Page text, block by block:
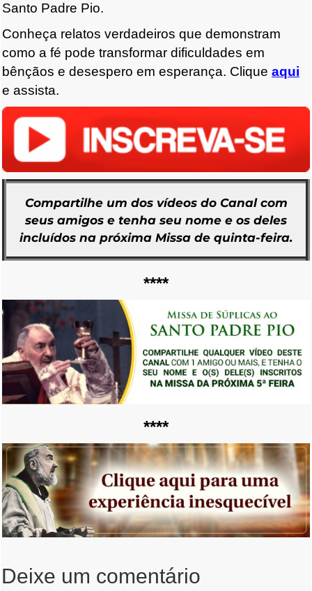
Santo Padre Pio.
Conheça relatos verdadeiros que demonstram
como a fé pode transformar dificuldades em
bênçãos e desespero em esperança. Clique aqui
e assista.
Compartilhe um dos vídeos do Canal com
seus amigos e tenha seu nome e os deles
incluídos na próxima Missa de quinta-feira.
****
****
Deixe um comentário